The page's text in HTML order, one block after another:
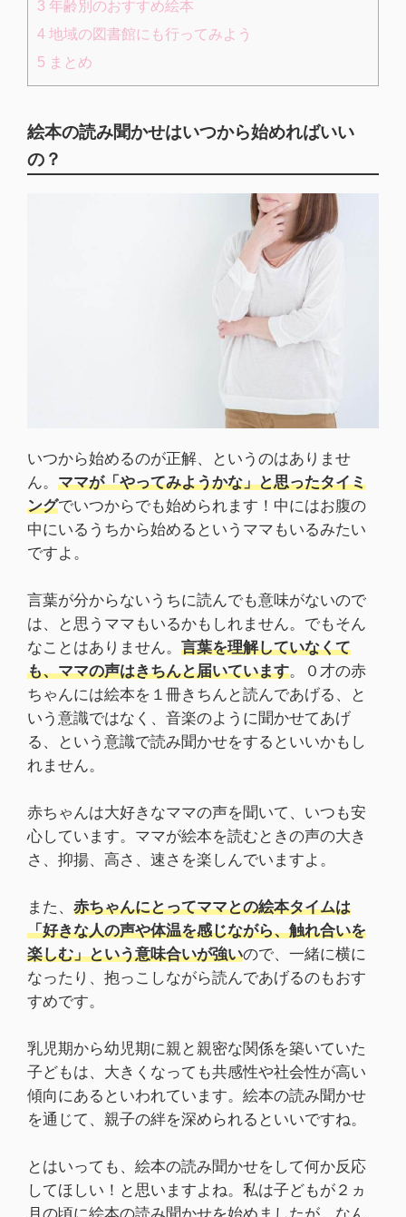
3 年齢別のおすすめ絵本
4 地域の図書館にも行ってみよう
5 まとめ
絵本の読み聞かせはいつから始めればいい
の？
いつから始めるのが正解、というのはありませ
ん。 ママが「やってみようかな」と思ったタイミ
ングでいつからでも始められます！中にはお腹の
中にいるうちから始めるというママもいるみたい
ですよ。
言葉が分からないうちに読んでも意味がないので
は、と思うママもいるかもしれません。でもそん
なことはありません。 言葉を理解していなくて
も、ママの声はきちんと届いています 。０才の赤
ちゃんには絵本を１冊きちんと読んであげる、と
いう意識ではなく、音楽のように聞かせてあげ
る、という意識で読み聞かせをするといいかもし
れません。
赤ちゃんは大好きなママの声を聞いて、いつも安
心しています。ママが絵本を読むときの声の大き
さ、抑揚、高さ、速さを楽しんでいますよ。
また、 赤ちゃんにとってママとの絵本タイムは
「好きな人の声や体温を感じながら、触れ合いを
楽しむ」という意味合いが強いので、一緒に横に
なったり、抱っこしながら読んであげるのもおす
すめです。
乳児期から幼児期に親と親密な関係を築いていた
子どもは、大きくなっても共感性や社会性が高い
傾向にあるといわれています。絵本の読み聞かせ
を通じて、親子の絆を深められるといいですね。
とはいっても、絵本の読み聞かせをして何か反応
してほしい！と思いますよね。私は子どもが２ヵ
月の頃に絵本の読み聞かせを始めましたが、なん